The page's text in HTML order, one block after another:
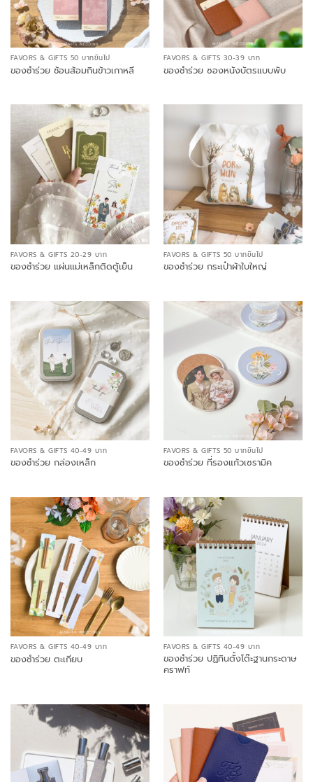
FAVORS & GIFTS 50 บาทขึ้นไป
ของชำร่วย ช้อนส้อมกินข้าวเกาหลี
FAVORS & GIFTS 30-39 บาท
ของชำร่วย ซองหนังบัตรแบบพับ
FAVORS & GIFTS 20-29 บาท
ของชำร่วย แผ่นแม่เหล็กติดตู้เย็น
FAVORS & GIFTS 50 บาทขึ้นไป
ของชำร่วย กระเป๋าผ้าใบใหญ่
FAVORS & GIFTS 40-49 บาท
ของชำร่วย กล่องเหล็ก
FAVORS & GIFTS 50 บาทขึ้นไป
ของชำร่วย ที่รองแก้วเซรามิค
FAVORS & GIFTS 40-49 บาท
ของชำร่วย ตะเกียบ
FAVORS & GIFTS 40-49 บาท
ของชำร่วย ปฏิทินตั้งโต๊ะฐานกระดาษ
คราฟท์